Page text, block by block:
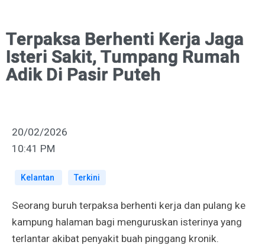
Terpaksa Berhenti Kerja Jaga
Isteri Sakit, Tumpang Rumah
Adik Di Pasir Puteh
20/02/2026
10:41 PM
Kelantan Terkini
Seorang buruh terpaksa berhenti kerja dan pulang ke
kampung halaman bagi menguruskan isterinya yang
terlantar akibat penyakit buah pinggang kronik.